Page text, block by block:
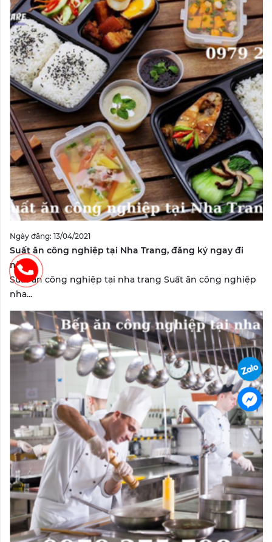
Ngày đăng: 13/04/2021
Suất ăn công nghiệp tại Nha Trang, đăng ký ngay đi
nào?
Suất ăn công nghiệp tại nha trang Suất ăn công nghiệp
nha...